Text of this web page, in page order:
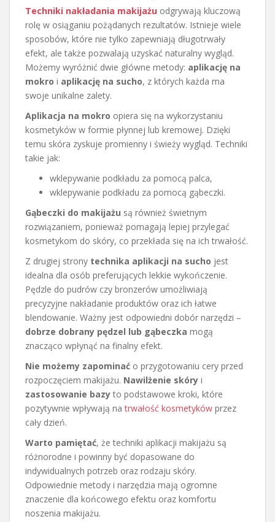
Techniki nakładania makijażu odgrywają kluczową
rolę w osiąganiu pożądanych rezultatów. Istnieje wiele
sposobów, które nie tylko zapewniają długotrwały
efekt, ale także pozwalają uzyskać naturalny wygląd.
Możemy wyróżnić dwie główne metody: aplikację na
mokro i aplikację na sucho, z których każda ma
swoje unikalne zalety.
Aplikacja na mokro opiera się na wykorzystaniu
kosmetyków w formie płynnej lub kremowej. Dzięki
temu skóra zyskuje promienny i świeży wygląd. Techniki
takie jak:
wklepywanie podkładu za pomocą palca,
wklepywanie podkładu za pomocą gąbeczki.
Gąbeczki do makijażu są również świetnym
rozwiązaniem, ponieważ pomagają lepiej przylegać
kosmetykom do skóry, co przekłada się na ich trwałość.
Z drugiej strony technika aplikacji na sucho jest
idealna dla osób preferujących lekkie wykończenie.
Pędzle do pudrów czy bronzerów umożliwiają
precyzyjne nakładanie produktów oraz ich łatwe
blendowanie. Ważny jest odpowiedni dobór narzędzi –
dobrze dobrany pędzel lub gąbeczka mogą
znacząco wpłynąć na finalny efekt.
Nie możemy zapominać o przygotowaniu cery przed
rozpoczęciem makijażu. Nawilżenie skóry i
zastosowanie bazy to podstawowe kroki, które
pozytywnie wpływają natrwałość kosmetyków przez
cały dzień.
Warto pamiętać, że techniki aplikacji makijażu są
różnorodne i powinny być dopasowane do
indywidualnych potrzeb oraz rodzaju skóry.
Odpowiednie metody i narzędzia mają ogromne
znaczenie dla końcowego efektu oraz komfortu
noszenia makijażu.